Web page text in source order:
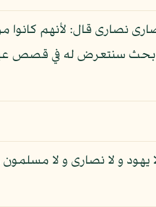
نصارى قال: لأنهم كانوا
بحث سنتعرض له في قصص
و لا نصارى و لا